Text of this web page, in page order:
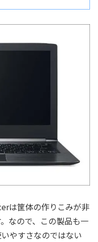
は筐体の作りこみが非
なので、この製品も一
やすさなのではない